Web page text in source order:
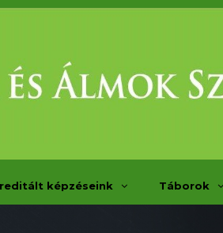
képzéseink Táborok